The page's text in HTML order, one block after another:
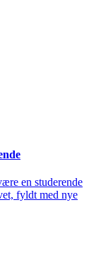
en studerende
fyldt med nye